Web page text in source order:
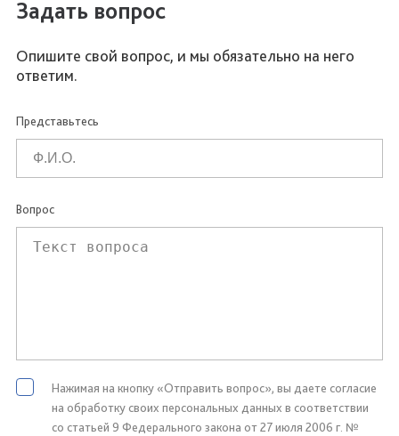
Задать вопрос
Опишите свой вопрос, и мы обязательно на него
ответим.
Представьтесь
Вопрос
Нажимая на кнопку «Отправить вопрос», вы даете согласие
на обработку своих персональных данных в соответствии
со статьей 9 Федерального закона от 27 июля 2006 г. №